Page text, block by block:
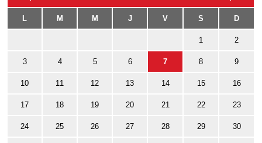
L M M J V S D
1 2
3 4 5 6 7 8 9
10 11 12 13 14 15 16
17 18 19 20 21 22 23
24 25 26 27 28 29 30